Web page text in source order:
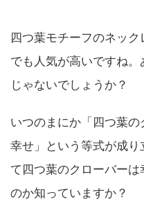
四つ葉モチーフのネッ
でも人気が高いですね
じゃないでしょうか？
いつのまにか「四つ葉の
幸せ」という等式が成
て四つ葉のクローバー
のか知っていますか？